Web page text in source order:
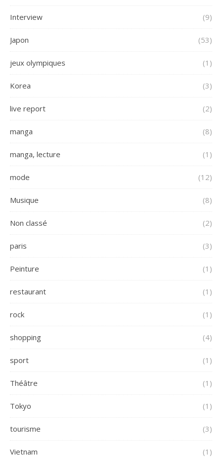
Interview (9)
Japon (53)
jeux olympiques (1)
Korea (3)
live report (2)
manga (8)
manga, lecture (1)
mode (12)
Musique (8)
Non classé (2)
paris (3)
Peinture (1)
restaurant (1)
rock (1)
shopping (4)
sport (1)
Théâtre (1)
Tokyo (1)
tourisme (3)
Vietnam (1)